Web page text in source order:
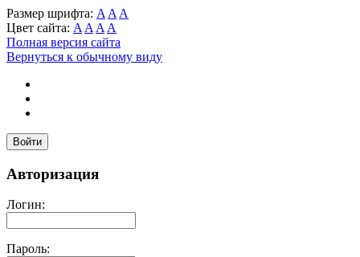
Размер шрифта: A A A
Цвет сайта: A A A A
Полная версия сайта
Вернуться к обычному виду
Войти
Авторизация
Логин:
Пароль: